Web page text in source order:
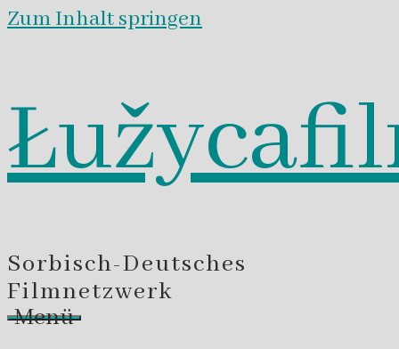
Zum Inhalt springen
Sorbisch-Deutsches
Filmnetzwerk
Menü